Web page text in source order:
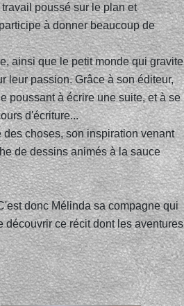
poussé sur le plan et
à donner beaucoup de
ainsi que le petit monde qui gravite
leur passion. Grâce à son éditeur,
poussant à écrire une suite, et à se
d'écriture...
choses, son inspiration venant
de dessins animés à la sauce
donc Mélinda sa compagne qui
ce récit dont les aventures